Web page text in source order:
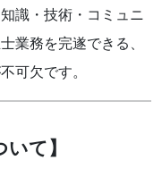
識・技術・コミュニ
業務を完遂できる、
可欠です。
て】